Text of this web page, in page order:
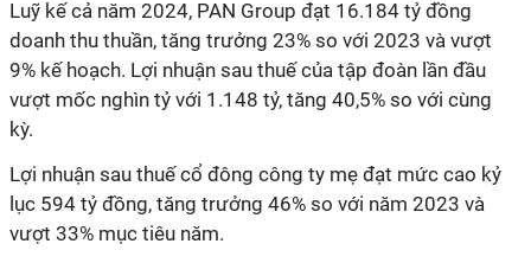
Luỹ kế cả năm 2024, PAN Group đạt 16.184 tỷ đồng
doanh thu thuần, tăng trưởng 23% so với 2023 và vượt
9% kế hoạch. Lợi nhuận sau thuế của tập đoàn lần đầu
vượt mốc nghìn tỷ với 1.148 tỷ, tăng 40,5% so với cùng
kỳ.
Lợi nhuận sau thuế cổ đông công ty mẹ đạt mức cao kỷ
lục 594 tỷ đồng, tăng trưởng 46% so với năm 2023 và
vượt 33% mục tiêu năm.